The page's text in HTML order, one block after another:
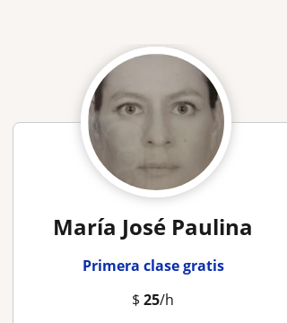
María José Paulina
Primera clase gratis
$25/h